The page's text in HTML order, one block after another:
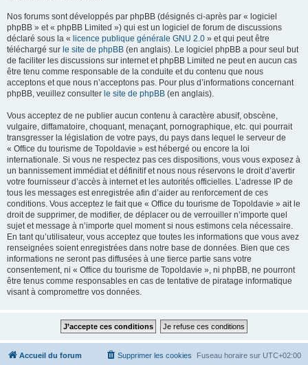
Nos forums sont développés par phpBB (désignés ci-après par « logiciel
phpBB » et « phpBB Limited ») qui est un logiciel de forum de discussions
déclaré sous la « licence publique générale GNU 2.0 » et qui peut être
téléchargé sur le site de phpBB (en anglais). Le logiciel phpBB a pour seul but
de faciliter les discussions sur internet et phpBB Limited ne peut en aucun cas
être tenu comme responsable de la conduite et du contenu que nous
acceptons et que nous n’acceptons pas. Pour plus d’informations concernant
phpBB, veuillez consulter le site de phpBB (en anglais).
Vous acceptez de ne publier aucun contenu à caractère abusif, obscène,
vulgaire, diffamatoire, choquant, menaçant, pornographique, etc. qui pourrait
transgresser la législation de votre pays, du pays dans lequel le serveur de
« Office du tourisme de Topoldavie » est hébergé ou encore la loi
internationale. Si vous ne respectez pas ces dispositions, vous vous exposez à
un bannissement immédiat et définitif et nous nous réservons le droit d’avertir
votre fournisseur d’accès à internet et les autorités officielles. L’adresse IP de
tous les messages est enregistrée afin d’aider au renforcement de ces
conditions. Vous acceptez le fait que « Office du tourisme de Topoldavie » ait le
droit de supprimer, de modifier, de déplacer ou de verrouiller n’importe quel
sujet et message à n’importe quel moment si nous estimons cela nécessaire.
En tant qu’utilisateur, vous acceptez que toutes les informations que vous avez
renseignées soient enregistrées dans notre base de données. Bien que ces
informations ne seront pas diffusées à une tierce partie sans votre
consentement, ni « Office du tourisme de Topoldavie », ni phpBB, ne pourront
être tenus comme responsables en cas de tentative de piratage informatique
visant à compromettre vos données.
Accueil du forum Fuseau horaire sur UTC+02:00
Supprimer les cookies